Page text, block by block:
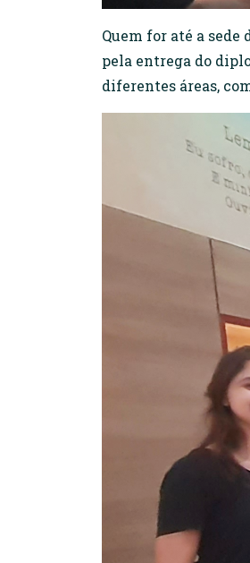
Quem for até a
pela entrega do
diferentes áreas,